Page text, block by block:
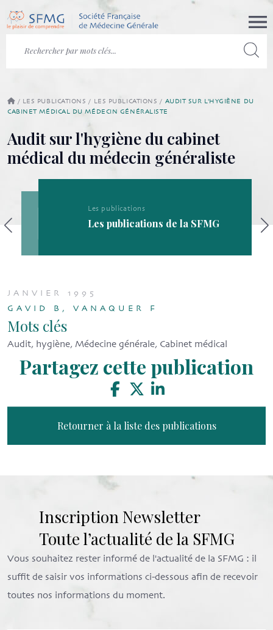
/ LES PUBLICATIONS / LES PUBLICATIONS / AUDIT SUR L'HYGIÈNE DU
CABINET MÉDICAL DU MÉDECIN GÉNÉRALISTE
Audit sur l'hygiène du cabinet
médical du médecin généraliste
Les publications
Les publications de la SFMG
JANVIER 1995
GAVID B, VANAQUER F
Mots clés
Audit, hygiène, Médecine générale, Cabinet médical
Partagez cette publication
Retourner à la liste des publications
Inscription Newsletter
Toute l’actualité de la SFMG
Vous souhaitez rester informé de l'actualité de la SFMG : il
suffit de saisir vos informations ci-dessous afin de recevoir
toutes nos informations du moment.